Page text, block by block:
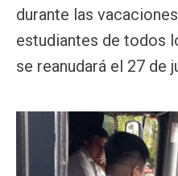
durante las
estudiantes de todos
se reanudará el 27 de